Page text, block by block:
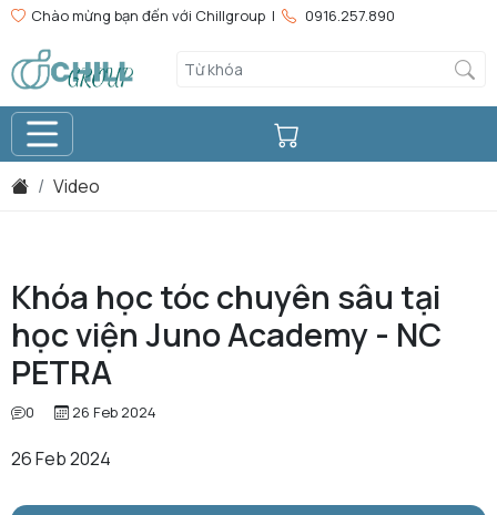
Chào mừng bạn đến với Chillgroup | 0916.257.890
Video
Khóa học tóc chuyên sâu tại
học viện Juno Academy - NC
PETRA
0 26 Feb 2024
26 Feb 2024